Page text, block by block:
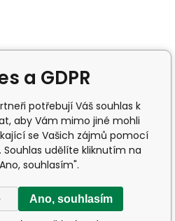
a GDPR
potřebují Váš souhlas k
aby Vám mimo jiné mohli
se Vašich zájmů pomocí
udělíte kliknutím na
souhlasím".
Ano, souhlasím